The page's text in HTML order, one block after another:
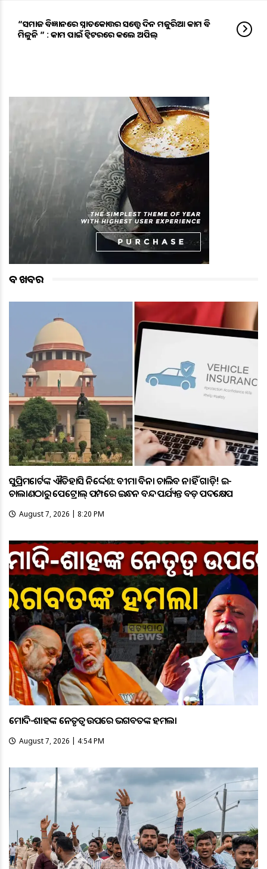
“ସମାଜ ବିଜ୍ଞାନରେ ସ୍ନାତକୋତ୍ତର ସତ୍ତ୍ୱେ ଦିନ ମଜୁରିଆ କାମ ବି
ମିଳୁନି ” : କାମ ପାଇଁ ଟ୍ବିଟରରେ କଲେ ଅପିଲ୍
ବଡ ଖବର
ସୁପ୍ରିମକୋର୍ଟଙ୍କ ଐତିହାସିକ ନିର୍ଦ୍ଦେଶ: ବୀମା ବିନା ଚାଲିବ ନାହିଁ ଗାଡ଼ି! ଇ-
ଚାଲାଣଠାରୁ ପେଟ୍ରୋଲ୍ ପମ୍ପରେ ଇନ୍ଧନ ବନ୍ଦ ପର୍ଯ୍ୟନ୍ତ ବଡ଼ ପଦକ୍ଷେପ
August 7, 2026 | 8:20 PM
ମୋଦି-ଶାହଙ୍କ ନେତୃତ୍ୱ ଉପରେ ଭଗବତଙ୍କ ହମଲା
August 7, 2026 | 4:54 PM